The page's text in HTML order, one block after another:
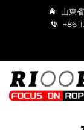
山東
+86-